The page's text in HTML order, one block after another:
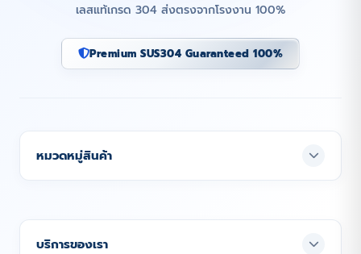
เลสแท้เกรด 304 ส่งตรงจากโรงงาน 100%
Premium SUS304 Guaranteed 100%
หมวดหมู่สินค้า
บริการของเรา